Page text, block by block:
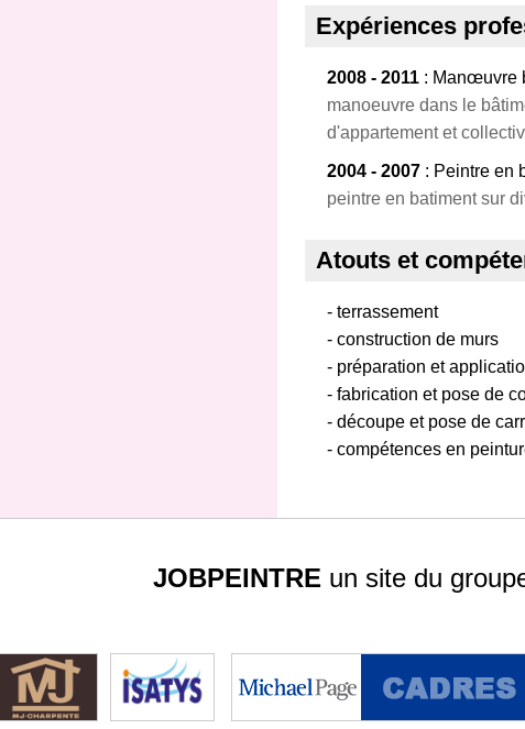
Expériences
2008 - 2011 : Manœuvre
manoeuvre dans le
d'appartement et
2004 - 2007 : Peintre en
peintre en batiment sur
Atouts et
- terrassement
- construction de murs
- préparation et
- fabrication et pose de
- découpe et pose de
- compétences en
JOBPEINTRE un site du